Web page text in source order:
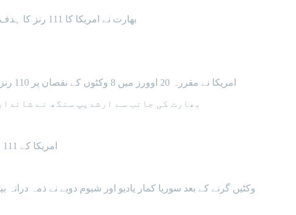
بھارت نے امریکا کا 111 رنز کا ہدف با آسانی 3 وکٹوں کے نقصان پر 19 ویں اوور میں حاصل کرلیا۔سوریا کمار یادیو 50 اور شیوم دوبے 31 رنز بناکر ناقابل شکست رہے۔
امریکا نے مقررہ 20 اوورز میں 8 وکٹوں کے نقصان پر 110 رنز بنائے۔نتیش کمار 27 اور ٹیلر 24 رنز بناکر نمایاں رہے۔اس کے علاوہ کورے اینڈرسن 15، ہرمیت سنگھ 10 رنز بناکر آؤٹ ہوئے۔
بھارت کی جانب سے ارشدیپ سنگھ نے شاندار بولنگ کا مظاہرہ کرتے ہوئے 9 رنز کے عوض 4 وکٹیں
امریکا کے 111 رنز کے ہدف کے تعاقب میں بھارت کا آغاز تو اچھا نہ ہوا تھا، ویرات کوہلی صفر اور کپتان روہت شرما 3 رنز بناکر آؤٹ ہوئے۔
3 وکٹیں گرنے کے بعد سوریا کمار یادیو اور شیوم دوبے نے ذمہ درانہ بیٹنگ کی اور اسکور کو